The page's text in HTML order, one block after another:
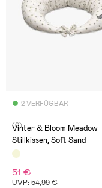
2 VERFÜGBAR
(0)
Vinter & Bloom Meadow
Stillkissen, Soft Sand
51 €
UVP: 54,99 €